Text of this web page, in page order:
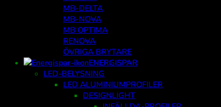
MB-DELTA
MB-NOVA
MB OPTIMA
RENOVA
ÖVRIGA BRYTARE
ENERGISPAR
LED-BELYSNING
LED ALUMINIUMPROFILER
DESIGNLIGHT